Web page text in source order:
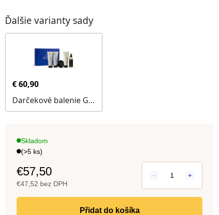
€57,50
€47,52 bez DPH
cena:
Skladom
(>5 ks)
do košíka